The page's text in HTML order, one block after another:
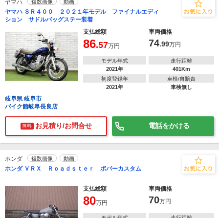
ヤマハ 複数画像 動画
ヤマハ ＳＲ４００ ２０２１年モデル ファイナルエディ
ション サドルバッグステー装着
支払総額
車両価格
86.57万円 74.99万円
モデル年式
2021年
走行距離
401Km
初度登録年
2021年
車検/自賠責
車検無し
岐阜県 岐阜市
バイク館岐阜長良店
無料 お見積り/お問合せ 電話をかける
ホンダ 複数画像 動画
ホンダ ＶＲＸ Ｒｏａｄｓｔｅｒ ボバーカスタム
支払総額 車両価格
80万円 70万円